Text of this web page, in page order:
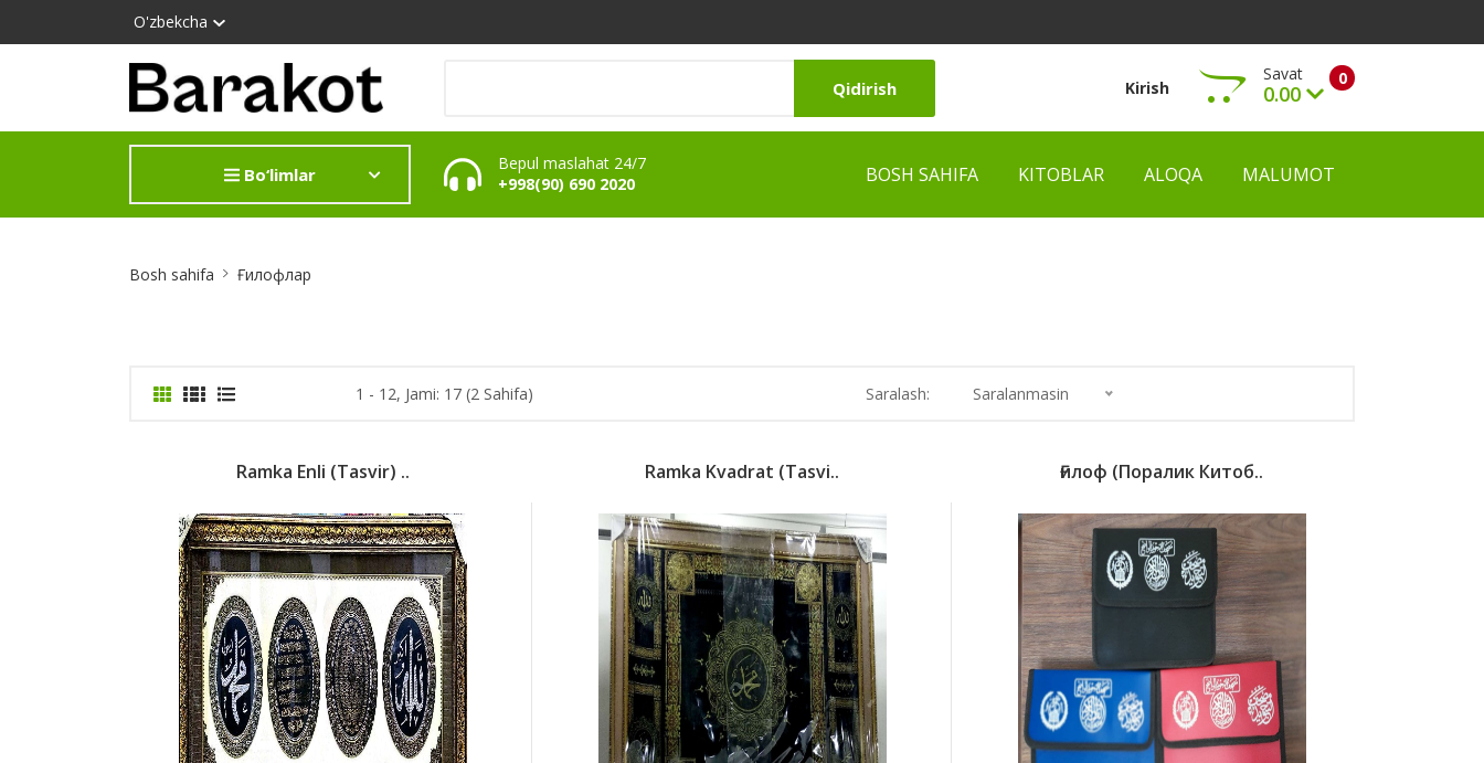
O'zbekcha
Qidirish Kirish 0
Savat
0.00
Ko‘rish
Bo‘limlar
Bepul maslahat 24/7
+998(90) 690 2020
BOSH SAHIFA KITOBLAR ALOQA MALUMOT
Bosh sahifa Ғилофлар
1 - 12, Jami: 17 (2 Sahifa) Saralash: Saralanmasin
Ramka Enli (tasvir) .. Ramka Kvadrat (tasvi.. Ғилоф (поралик Китоб..